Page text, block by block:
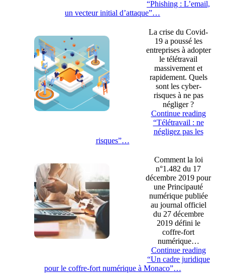
“Phishing : L’email,
un vecteur initial d’attaque”…
La crise du Covid-
19 a poussé les
entreprises à adopter
le télétravail
massivement et
rapidement. Quels
sont les cyber-
risques à ne pas
négliger ?
Continue reading
“Télétravail : ne
négligez pas les
risques”…
Comment la loi
n°1.482 du 17
décembre 2019 pour
une Principauté
numérique publiée
au journal officiel
du 27 décembre
2019 défini le
coffre-fort
numérique…
Continue reading
“Un cadre juridique
pour le coffre-fort numérique à Monaco”…